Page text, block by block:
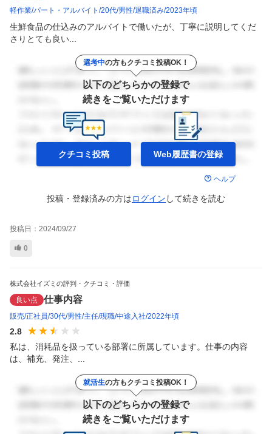
軽作業 パート・アルバイト 20代 男性 退職済み 2023年頃
生鮮食品の仕込みのアルバイトで働いたが、丁寧に説明してくだ
さりとても良い...
選考中の方もクチコミ投稿OK！
以下のどちらかの登録で
続きをご覧いただけます
クチコミ投稿 Web履歴書の登録
ヘルプ
投稿・登録済みの方はログイン して続きを読む
投稿日： 2024/09/27
0
株式会社イズミの評判・クチコミ・評価
良い点 仕事内容
販売 正社員 30代 男性 主任 現職 中途入社 2022年頃
2.8
私は、消耗品を扱っている部署に所属しています。仕事の内容
は、補充、発注、...
就活生の方もクチコミ投稿OK！
以下のどちらかの登録で
続きをご覧いただけます